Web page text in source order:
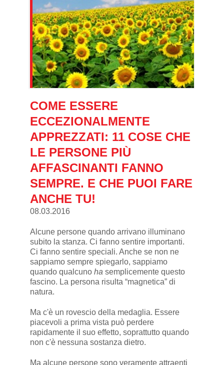
COME ESSERE
ECCEZIONALMENTE
APPREZZATI: 11 COSE CHE
LE PERSONE PIÙ
AFFASCINANTI FANNO
SEMPRE. E CHE PUOI FARE
ANCHE TU!
08.03.2016
Alcune persone quando arrivano illuminano
subito la stanza. Ci fanno sentire importanti.
Ci fanno sentire speciali. Anche se non ne
sappiamo sempre spiegarlo, sappiamo
quando qualcuno ha semplicemente questo
fascino. La persona risulta “magnetica” di
natura.
Ma c'è un rovescio della medaglia. Essere
piacevoli a prima vista può perdere
rapidamente il suo effetto, soprattutto quando
non c'è nessuna sostanza dietro.
Ma alcune persone sono veramente attraenti